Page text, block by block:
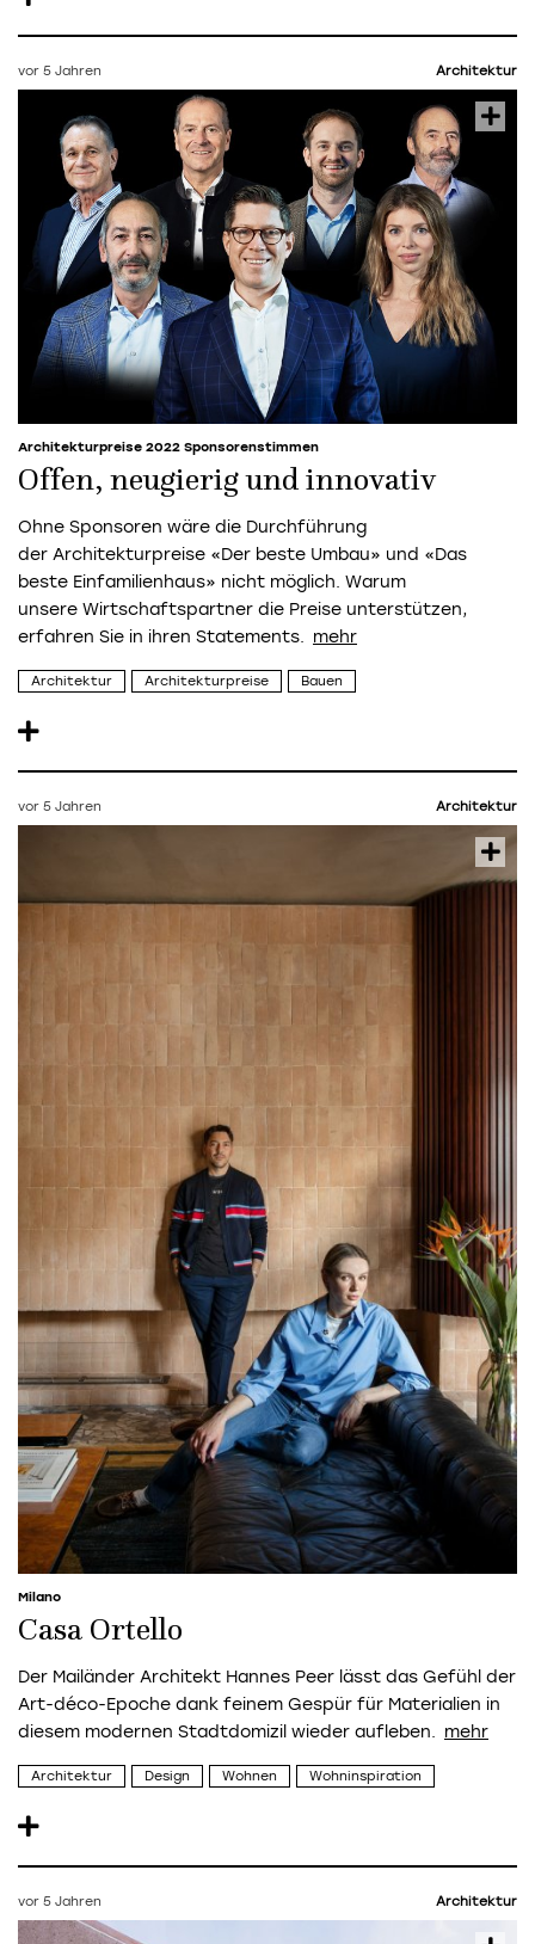
vor 5 Jahren Architektur
Architekturpreise 2022 Sponsorenstimmen
Offen, neugierig und innovativ
Ohne Sponsoren wäre die Durchführung
der Architekturpreise «Der beste Umbau» und «Das
beste Einfamilienhaus» nicht möglich. Warum
unsere Wirtschaftspartner die Preise unterstützen,
erfahren Sie in ihren Statements.
Architektur Architekturpreise Bauen
vor 5 Jahren Architektur
Milano
Casa Ortello
Der Mailänder Architekt Hannes Peer lässt das Gefühl der
Art-déco-Epoche dank feinem Gespür für Materialien in
diesem modernen Stadtdomizil wieder aufleben.
Architektur Design Wohnen Wohninspiration
vor 5 Jahren Architektur